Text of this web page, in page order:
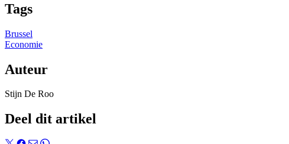
Tags
Brussel
Economie
Auteur
Stijn De Roo
Deel dit artikel